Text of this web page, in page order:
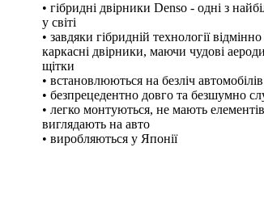
• гібридні двірники Denso - одні з
у світі
• завдяки гібридній технології
каркасні двірники, маючи чудові
щітки
• встановлюються на безліч
• безпрецедентно довго та безшумно
• легко монтуються, не мають
виглядають на авто
• виробляються у Японії